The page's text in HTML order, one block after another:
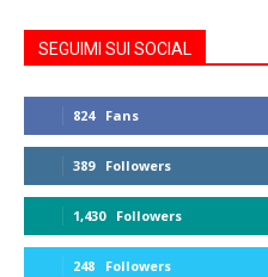
SEGUIMI SUI SOCIAL
824 Fans
389 Followers
1,430 Followers
248 Followers